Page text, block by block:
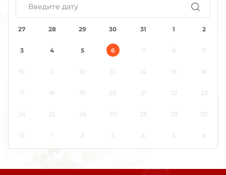
27 28 29 30 31 1 2
3 4 5 6 7 8 9
10 11 12 13 14 15 16
17 18 19 20 21 22 23
24 25 26 27 28 29 30
31 1 2 3 4 5 6